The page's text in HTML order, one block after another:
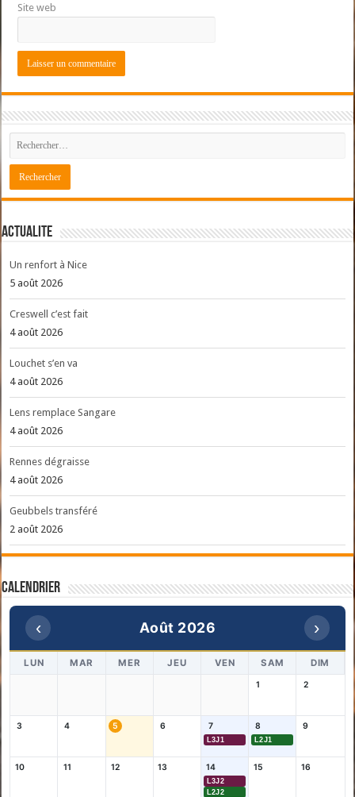
Site web
ACTUALITE
Un renfort à Nice
5 août 2026
Creswell c’est fait
4 août 2026
Louchet s’en va
4 août 2026
Lens remplace Sangare
4 août 2026
Rennes dégraisse
4 août 2026
Geubbels transféré
2 août 2026
Calendrier
‹ Août 2026 ›
LUN MAR MER JEU VEN SAM DIM
1 2
3 4 5 6 7
L3J1
8
L2J1
9
10 11 12 13 14
L3J2
L2J2
15 16